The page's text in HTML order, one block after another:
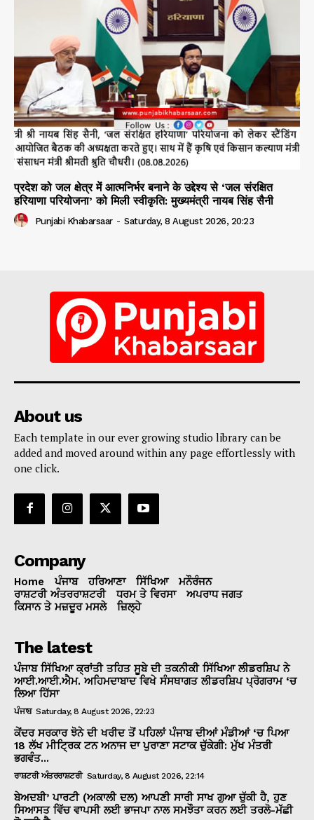
प्रदेश को जल क्षेत्र में आत्मनिर्भर बनाने के उद्देश्य से ‘जल संरक्षित
हरियाणा परियोजना’ को मिली स्वीकृति: मुख्यमंत्री नायब सिंह सैनी
Punjabi Khabarsaar - Saturday, 8 August 2026, 20:23
About us
Each template in our ever growing studio library can be
added and moved around within any page effortlessly with
one click.
Company
Home ਪੰਜਾਬ ਹਰਿਆਣਾ ਸਿੱਖਿਆ
ਮਨੌਰੰਜਨ
ਰਾਸ਼ਟਰੀ ਅੰਤਰਰਾਸ਼ਟਰੀ
ਧਰਮ ਤੇ ਵਿਰਸਾ
ਅਪਰਾਧ ਜਗਤ
ਕਿਸਾਨ ਤੇ ਮਜ਼ਦੂਰ ਮਸਲੇ
ਜ਼ਿਲ੍ਹੇ
The latest
ਪੰਜਾਬ ਸਿੱਖਿਆ ਕ੍ਰਾਂਤੀ ਤਹਿਤ ਸੂਬੇ ਦੀ ਤਕਨੀਕੀ ਸਿੱਖਿਆ ਲੀਡਰਸ਼ਿਪ ਨੇ
ਆਈ.ਆਈ.ਐਮ. ਅਹਿਮਦਾਬਾਦ ਵਿਖੇ ਸੰਸਥਾਗਤ ਲੀਡਰਸ਼ਿਪ ਪ੍ਰੋਗਰਾਮ ‘ਚ
ਲਿਆ ਹਿੱਸਾ
ਪੰਜਾਬ Saturday, 8 August 2026, 22:23
ਕੇਂਦਰ ਸਰਕਾਰ ਝੋਨੇ ਦੀ ਖਰੀਦ ਤੋਂ ਪਹਿਲਾਂ ਪੰਜਾਬ ਦੀਆਂ ਮੰਡੀਆਂ ‘ਚ ਪਿਆ
18 ਲੱਖ ਮੀਟ੍ਰਿਕ ਟਨ ਅਨਾਜ ਦਾ ਪੁਰਾਣਾ ਸਟਾਕ ਚੁੱਕੇਗੀ: ਮੁੱਖ ਮੰਤਰੀ
ਭਗਵੰਤ...
ਰਾਸ਼ਟਰੀ ਅੰਤਰਰਾਸ਼ਟਰੀ Saturday, 8 August 2026, 22:14
ਬੇਅਦਬੀ’ ਪਾਰਟੀ (ਅਕਾਲੀ ਦਲ) ਆਪਣੀ ਸਾਰੀ ਸਾਖ ਗੁਆ ਚੁੱਕੀ ਹੈ, ਹੁਣ
ਸਿਆਸਤ ਵਿੱਚ ਵਾਪਸੀ ਲਈ ਭਾਜਪਾ ਨਾਲ ਸਮਝੌਤਾ ਕਰਨ ਲਈ ਤਰਲੋ-ਮੱਛੀ